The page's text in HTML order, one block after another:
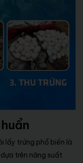
lấy trứng phổ biến là
dựa trên năng suất